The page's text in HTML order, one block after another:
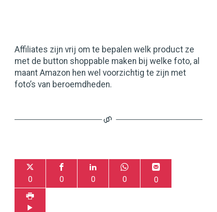
Affiliates zijn vrij om te bepalen welk product ze
met de button shoppable maken bij welke foto, al
maant Amazon hen wel voorzichtig te zijn met
foto’s van beroemdheden.
0 0 0 0 0